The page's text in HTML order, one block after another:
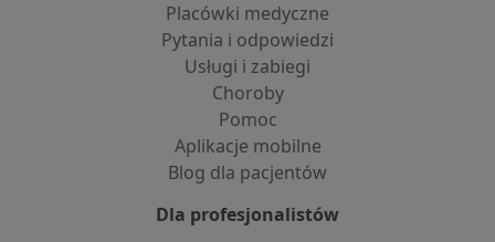
Placówki medyczne
Pytania i odpowiedzi
Usługi i zabiegi
Choroby
Pomoc
Aplikacje mobilne
Blog dla pacjentów
Dla profesjonalistów